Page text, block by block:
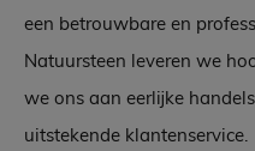
een betrouwbare en
Natuursteen leveren we
we ons aan eerlijke
uitstekende klantenservice.